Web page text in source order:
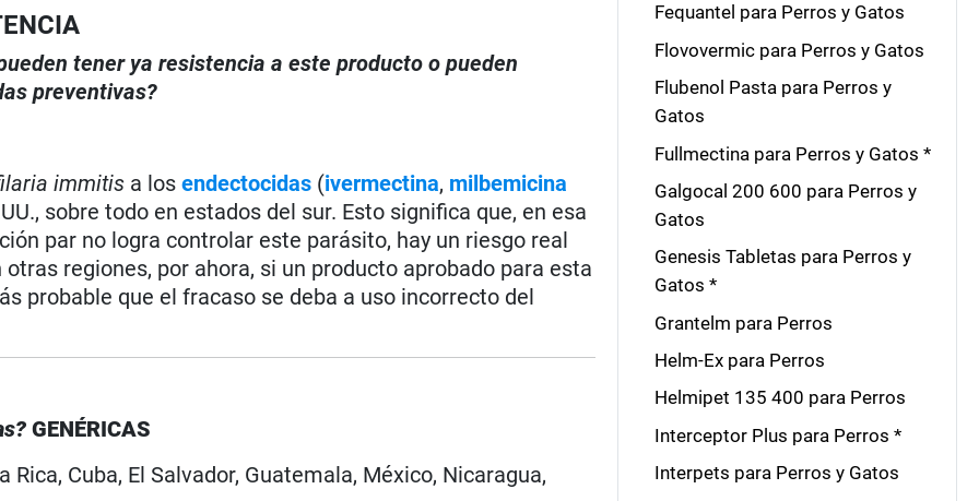
tener ya resistencia a este producto o pueden
preventivas?
immitis a losendectocidas (ivermectina, milbemicina
sobre todo en estados del sur. Esto significa que, en esa
par no logra controlar este parásito, hay un riesgo real
regiones, por ahora, si un producto aprobado para esta
probable que el fracaso se deba a uso incorrecto del
GENÉRICAS
Rica, Cuba, El Salvador, Guatemala, México, Nicaragua,
Fequantel para Perros y Gatos
Flovovermic para Perros y Gatos
Flubenol Pasta para Perros y
Gatos
Fullmectina para Perros y Gatos *
Galgocal 200 600 para Perros y
Gatos
Genesis Tabletas para Perros y
Gatos *
Grantelm para Perros
Helm-Ex para Perros
Helmipet 135 400 para Perros
Interceptor Plus para Perros *
Interpets para Perros y Gatos